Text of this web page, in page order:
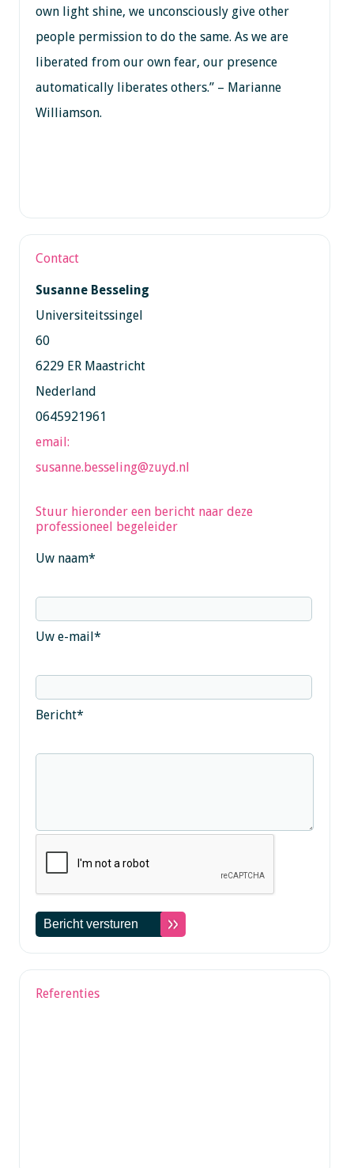
own light shine, we unconsciously give other
people permission to do the same. As we are
liberated from our own fear, our presence
automatically liberates others.” – Marianne
Williamson.
Contact
Susanne Besseling
Universiteitssingel
60
6229 ER Maastricht
Nederland
0645921961
email:
susanne.besseling@zuyd.nl
Stuur hieronder een bericht naar deze
professioneel begeleider
Uw naam*
Uw e-mail*
Bericht*
Referenties